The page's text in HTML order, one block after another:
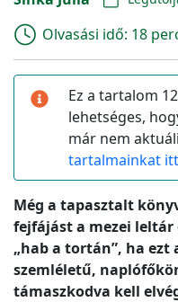
Olvasási idő: 18
Ez a tartalom
lehetséges,
már nem
tartalmainkat
Még a tapasztalt
fejfájást a mezei leltár
„hab a tortán”, ha
szemléletű,
támaszkodva kell